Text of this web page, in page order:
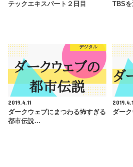
テックエキスパート２日目
TBSを
デジタル
2019.4.11
ダークウェブにまつわる怖すぎる
都市伝説…
ダー